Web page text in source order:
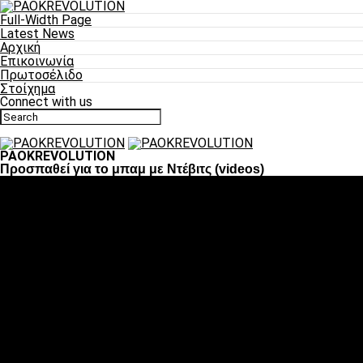
Full-Width Page
Latest News
Αρχική
Επικοινωνία
Πρωτοσέλιδο
Στοίχημα
Connect with us
PAOKREVOLUTION
Προσπαθεί για το μπαμ με Ντέβιτς (videos)